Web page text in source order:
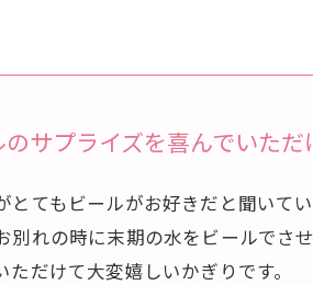
のサプライズを喜んでいた
とてもビールがお好きだと聞いて
別れの時に末期の水をビールでさ
ただけて大変嬉しいかぎりです。